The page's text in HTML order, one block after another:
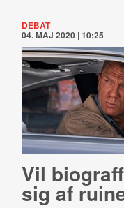
DEBAT
04. MAJ 2020 | 10:25
Vil
sig af